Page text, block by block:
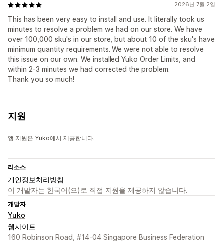
2026년 7월 2일
This has been very easy to install and use. It literally took us
minutes to resolve a problem we had on our store. We have
over 100,000 sku's in our store, but about 10 of the sku's have
minimum quantity requirements. We were not able to resolve
this issue on our own. We installed Yuko Order Limits, and
within 2-3 minutes we had corrected the problem.
Thank you so much!
지원
앱 지원은 Yuko에서 제공합니다.
리소스
개인정보처리방침
이 개발자는 한국어(으)로 직접 지원을 제공하지 않습니다.
개발자
Yuko
웹사이트
160 Robinson Road, #14-04 Singapore Business Federation